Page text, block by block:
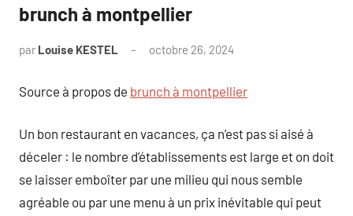
brunch à montpellier
par Louise KESTEL octobre 26, 2024
Source à propos de brunch à montpellier
Un bon restaurant en vacances, ça n’est pas si aisé à
déceler : le nombre d’établissements est large et on doit
se laisser emboîter par une milieu qui nous semble
agréable ou par une menu à un prix inévitable qui peut